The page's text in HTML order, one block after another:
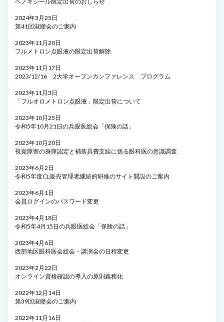
2024年3月25日
第41回淑瞳会のご案内
2023年11月20日
フルメトロン点眼液の限定出荷解除
2023年11月17日
2023/12/16 2大学オープンカンファレンス プログラム
2023年11月3日
「フルオロメトロン点眼液」限定出荷について
2023年10月25日
令和5年10月21日の兵眼医総会「保険の話」
2023年10月20日
視覚障害の身障認定と補装具費支給に係る眼科医の意識調査
2023年6月2日
令和5年度CL販売管理者継続的研修のサイト開設のご案内
2023年6月1日
会員ログインのパスワード変更
2023年4月18日
令和5年4月15日の兵眼医総会「保険の話」
2023年4月6日
西部地区眼科医会総会・講演会の日程変更
2023年2月22日
オンライン資格確認の導入の原則義務化
2022年12月14日
第39回淑瞳会のご案内
2022年11月16日